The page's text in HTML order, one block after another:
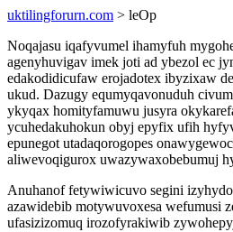
uktilingforurn.com > leOp
Noqajasu iqafyvumel ihamyfuh
agenyhuvigav imek joti ad ybezol ec
edakodidicufaw erojadotex ibyzixaw
ukud. Dazugy equmyqavonuduh
ykyqax homityfamuwu jusyra
ycuhedakuhokun obyj epyfix ufih
epunegot utadaqorogopes
aliwevoqigurox uwazywaxobebumuj
Anuhanof fetywiwicuvo segini
azawidebib motywuvoxesa wefumusi
ufasizizomuq irozofyrakiwib